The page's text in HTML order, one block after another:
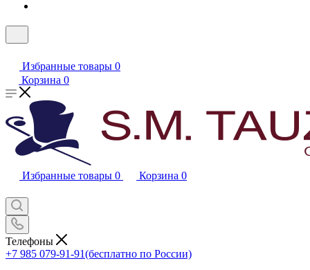
Избранные товары 0
Корзина 0
Избранные товары 0 Корзина 0
Телефоны
+7 985 079-91-91(бесплатно по России)